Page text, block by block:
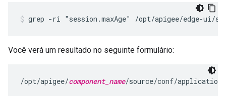
grep -ri "session.maxAge" /opt/apigee/edge-ui/
Você verá um resultado no seguinte formulário:
/opt/apigee/component_name/source/conf/